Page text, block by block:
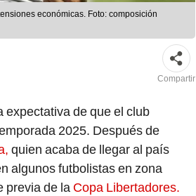
económicas. Foto: composición
Compartir
expectativa de que el club
2025. Después de
quien acaba de llegar al país
algunos futbolistas en zona
previa de la Copa Libertadores.